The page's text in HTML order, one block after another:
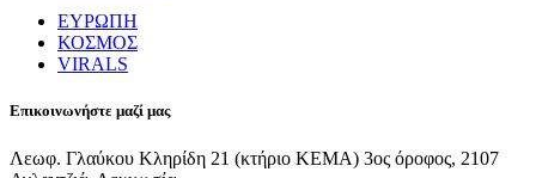
ΕΥΡΩΠΗ
ΚΟΣΜΟΣ
VIRALS
Επικοινωνήστε μαζί μας
Λεωφ. Γλαύκου Κληρίδη 21 (κτήριο ΚΕΜΑ) 3ος όροφος, 2107